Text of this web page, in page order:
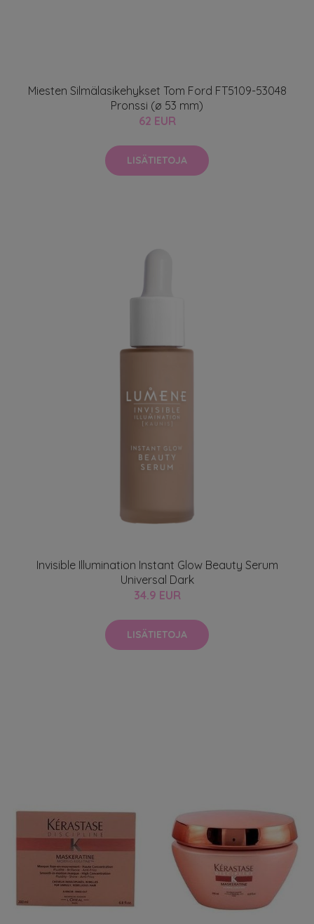
Miesten Silmälasikehykset Tom Ford FT5109-53048
Pronssi (ø 53 mm)
62 EUR
LISÄTIETOJA
Invisible Illumination Instant Glow Beauty Serum
Universal Dark
34.9 EUR
LISÄTIETOJA